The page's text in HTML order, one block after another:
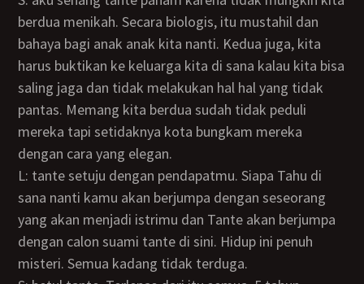
berdua menikah. Secara biologis, itu mustahil dan
bahaya bagi anak anak kita nanti. Kedua juga, kita
harus buktikan ke keluarga kita di sana kalau kita bisa
saling jaga dan tidak melakukan hal hal yang tidak
pantas. Memang kita berdua sudah tidak peduli
mereka tapi setidaknya kota bungkam mereka
dengan cara yang elegan.
L: tante setuju dengan pendapatmu. Siapa Tahu di
sana nanti kamu akan berjumpa dengan seseorang
yang akan menjadi istrimu dan Tante akan berjumpa
dengan calon suami tante di sini. Hidup ini penuh
misteri. Semua kadang tidak terduga.